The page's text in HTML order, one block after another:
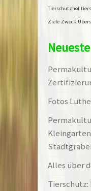
Tierschutzhof
Ziele Zweck
Fotos
Alles über